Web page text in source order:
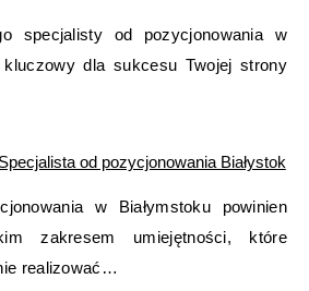
specjalisty od pozycjonowania w
dla sukcesu Twojej strony
Specjalista od pozycjonowania Białystok
w Białymstoku powinien
zakresem umiejętności, które
realizować…